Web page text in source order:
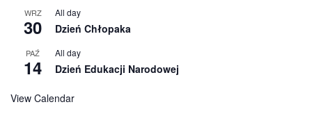
WRZ
30
All day
Dzień Chłopaka
PAŹ
14
All day
Dzień Edukacji Narodowej
View Calendar